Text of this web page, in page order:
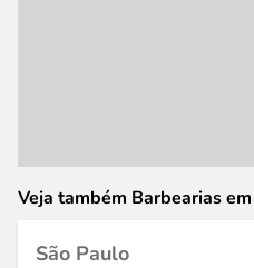
Veja também Barbearias em
São Paulo